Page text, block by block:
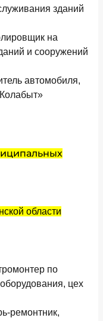
зданий
на
и сооружений
автомобиля,
области
по
цех
ремонтник,